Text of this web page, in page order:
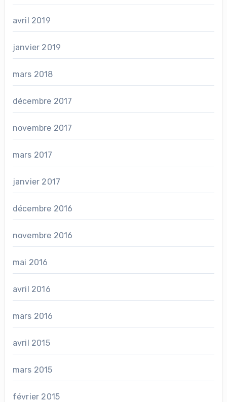
avril 2019
janvier 2019
mars 2018
décembre 2017
novembre 2017
mars 2017
janvier 2017
décembre 2016
novembre 2016
mai 2016
avril 2016
mars 2016
avril 2015
mars 2015
février 2015